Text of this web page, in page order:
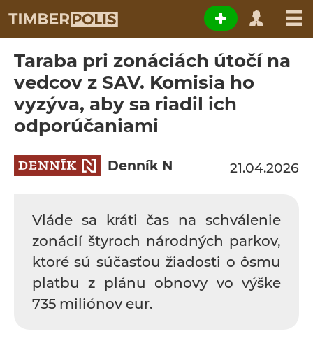
Taraba pri zonáciách útočí na
vedcov z SAV. Komisia ho
vyzýva, aby sa riadil ich
odporúčaniami
Denník N 21.04.2026
Vláde sa kráti čas na schválenie
zonácií štyroch národných parkov,
ktoré sú súčasťou žiadosti o ôsmu
platbu z plánu obnovy vo výške
735 miliónov eur.